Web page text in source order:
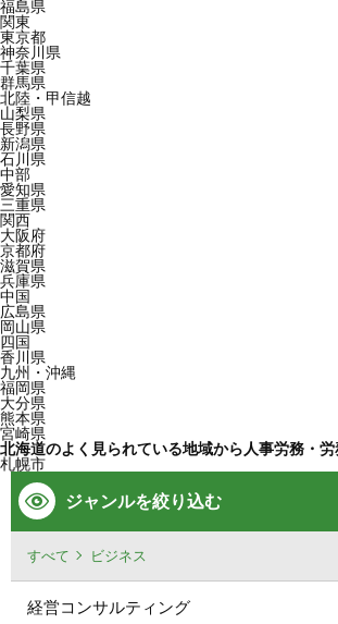
福島県
関東
東京都
神奈川県
千葉県
群馬県
北陸・甲信越
山梨県
長野県
新潟県
石川県
中部
愛知県
三重県
関西
大阪府
京都府
滋賀県
兵庫県
中国
広島県
岡山県
四国
香川県
九州・沖縄
福岡県
大分県
熊本県
宮崎県
北海道のよく見られている地域から人事労務・
札幌市
ジャンルを絞り込む
すべて ビジネス
経営コンサルティング